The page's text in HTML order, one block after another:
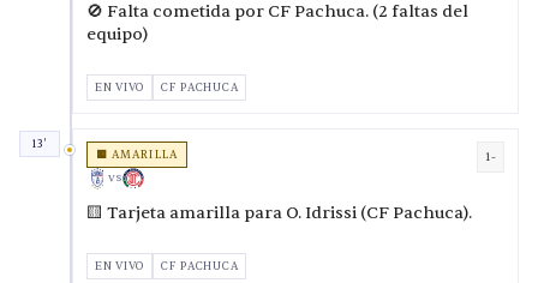
🚫 Falta cometida por CF Pachuca. (2 faltas del
equipo)
EN VIVO CF PACHUCA
13'
🟨 AMARILLA
VS
1-
🟨 Tarjeta amarilla para O. Idrissi (CF Pachuca).
EN VIVO CF PACHUCA